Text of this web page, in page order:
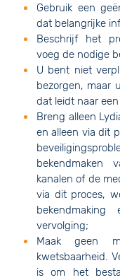
Gebruik een
dat belangrijke
Beschrijf het
voeg de nodige
U bent niet
bezorgen, maar
dat leidt naar
Breng alleen
en alleen via dit
bekendmaken
kanalen of de
via dit proces,
vervolging;
Maak geen
kwetsbaarheid.
is om het